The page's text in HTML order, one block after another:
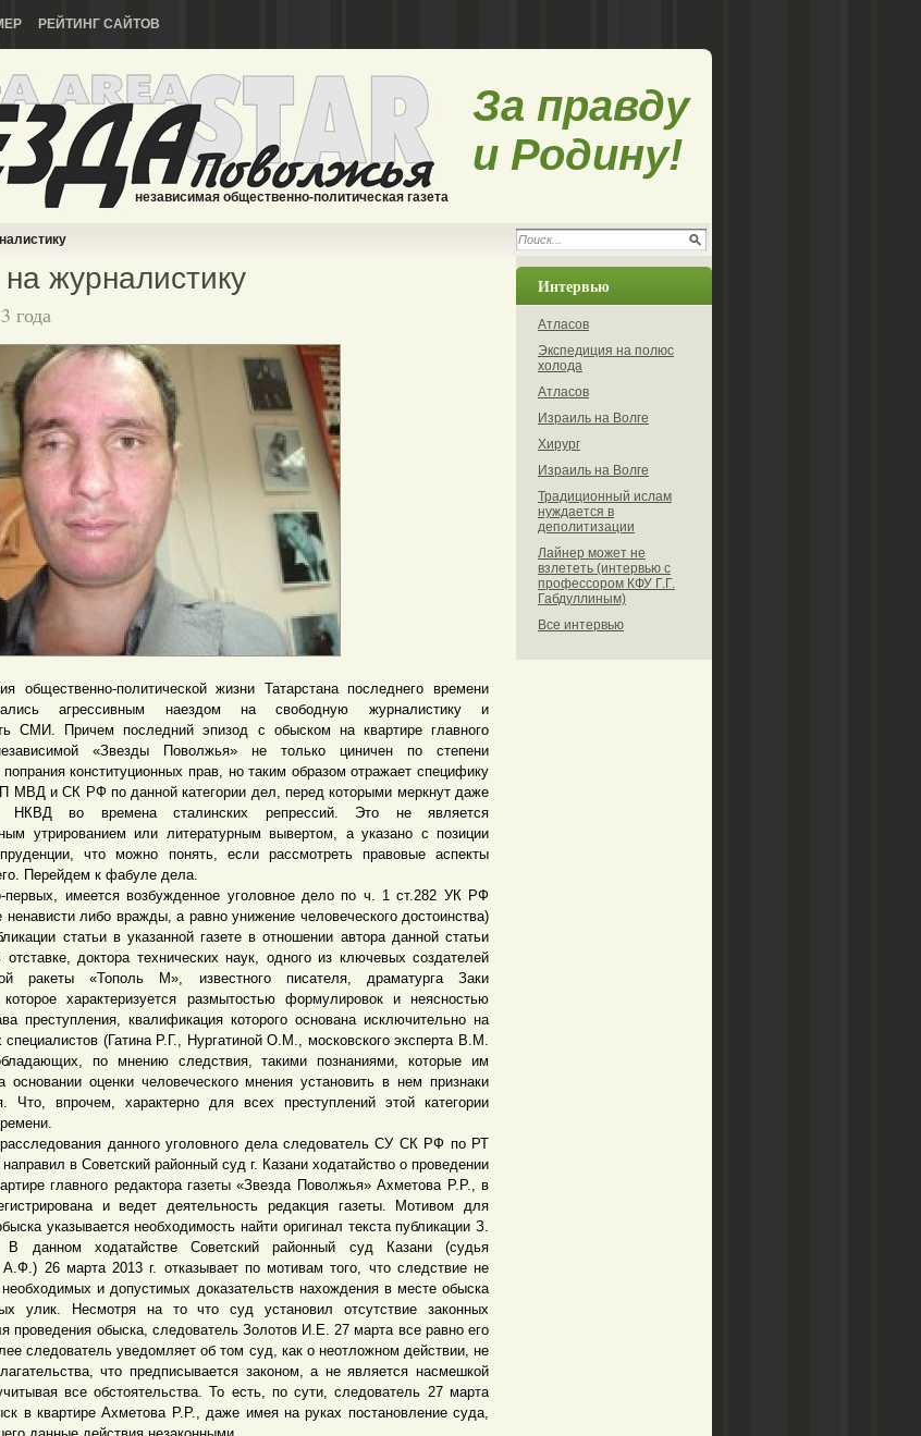
РЕЙТИНГ САЙТОВ
независимая общественно-политическая газета
За правду
и Родину!
журналистику
года
политической жизни Татарстана последнего времени
агрессивным наездом на свободную журналистику и
СМИ. Причем последний эпизод с обыском на квартире главного
«Звезды Поволжья» не только циничен по степени
попрания конституционных прав, но таким образом отражает специфику
МВД и СК РФ по данной категории дел, перед которыми меркнут даже
во времена сталинских репрессий. Это не является
утрированием или литературным вывертом, а указано с позиции
что можно понять, если рассмотреть правовые аспекты
Перейдем к фабуле дела.
имеется возбужденное уголовное дело по ч. 1 ст.282 УК РФ
ненависти либо вражды, а равно унижение человеческого достоинства)
статьи в указанной газете в отношении автора данной статьи
отставке, доктора технических наук, одного из ключевых создателей
ракеты «Тополь М», известного писателя, драматурга Заки
характеризуется размытостью формулировок и неясностью
преступления, квалификация которого основана исключительно на
специалистов (Гатина Р.Г., Нургатиной О.М., московского эксперта В.М.
по мнению следствия, такими познаниями, которые им
основании оценки человеческого мнения установить в нем признаки
Что, впрочем, характерно для всех преступлений этой категории
данного уголовного дела следователь СУ СК РФ по РТ
в Советский районный суд г. Казани ходатайство о проведении
главного редактора газеты «Звезда Поволжья» Ахметова Р.Р., в
и ведет деятельность редакция газеты. Мотивом для
указывается необходимость найти оригинал текста публикации З.
В данном ходатайстве Советский районный суд Казани (судья
А.Ф.) 26 марта 2013 г. отказывает по мотивам того, что следствие не
и допустимых доказательств нахождения в месте обыска
улик. Несмотря на то что суд установил отсутствие законных
проведения обыска, следователь Золотов И.Е. 27 марта все равно его
следователь уведомляет об том суд, как о неотложном действии, не
что предписывается законом, а не является насмешкой
все обстоятельства. То есть, по сути, следователь 27 марта
в квартире Ахметова Р.Р., даже имея на руках постановление суда,
Интервью
Атласов
Экспедиция на полюс
холода
Атласов
Израиль на Волге
Хирург
Израиль на Волге
Традиционный ислам
нуждается в
деполитизации
Лайнер может не
взлететь (интервью с
профессором КФУ Г.Г.
Габдуллиным)
Все интервью